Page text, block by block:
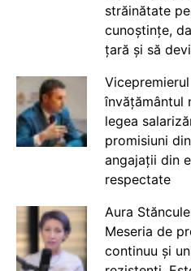
străinătate
cunoștințe,
țară și să
învățământul
legea
promisiuni
angajații din
respectate
Aura
Meseria de
continuu și